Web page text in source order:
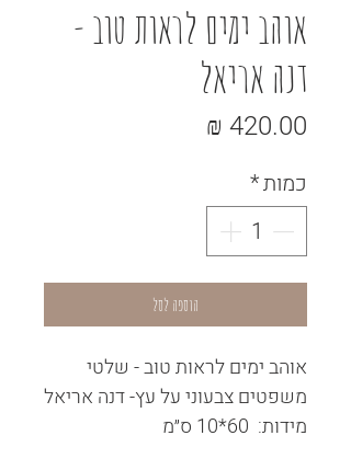
אוהב ימים לראות טוב -
דנה אריאל
כמות*
הוספה לסל
אוהב ימים לראות טוב - שלטי
משפטים צבעוני על עץ- דנה אריאל
מידות: 60*10 ס״מ